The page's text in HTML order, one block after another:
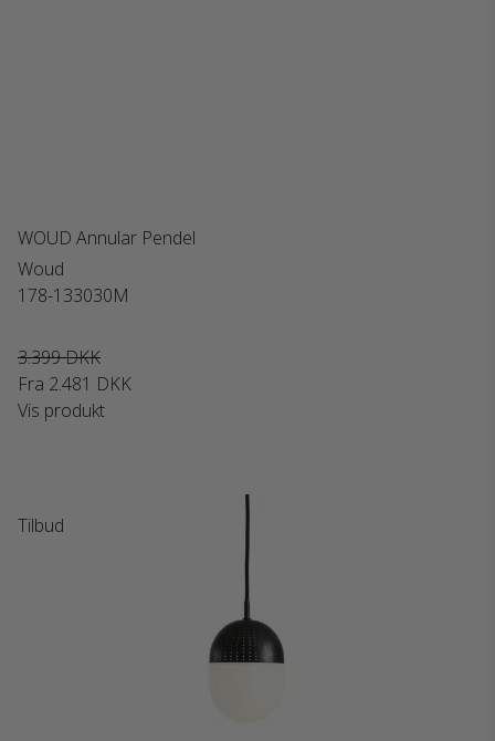
WOUD Annular Pendel
Woud
178-133030M
3.399 DKK
Fra 2.481 DKK
Vis produkt
Tilbud